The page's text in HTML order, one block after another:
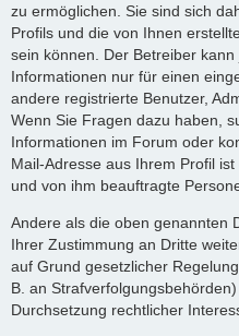
zu ermöglichen. Sie sind sich
Profils und die von Ihnen
sein können. Der Betreiber
Informationen nur für einen
andere registrierte Benutzer,
Wenn Sie Fragen dazu haben,
Informationen im Forum oder
Mail-Adresse aus Ihrem Profil
und von ihm beauftragte
Andere als die oben genannten
Ihrer Zustimmung an Dritte
auf Grund gesetzlicher
B. an
Durchsetzung rechtlicher